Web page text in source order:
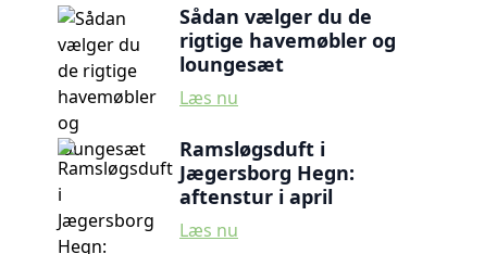
Sådan vælger du de
rigtige havemøbler og
loungesæt
Læs nu
Ramsløgsduft i
Jægersborg Hegn:
aftenstur i april
Læs nu